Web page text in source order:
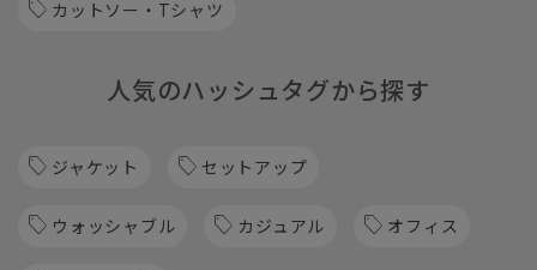
カットソー・Tシャツ
人気のハッシュタグから探す
ジャケット セットアップ
ウォッシャブル カジュアル オフィス